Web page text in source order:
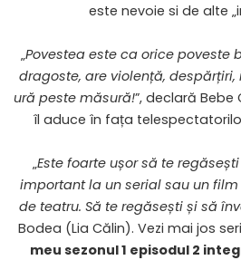
este nevoie si de alte
„Povestea este ca orice poveste
dragoste, are violență,
ură peste măsură!”, declară
îl aduce în fața
„Este foarte ușor să te
important la un serial sau un
de teatru. Să te regăsești și să
Bodea (Lia Călin). Vezi mai jos
meu sezonul 1 episodul 2